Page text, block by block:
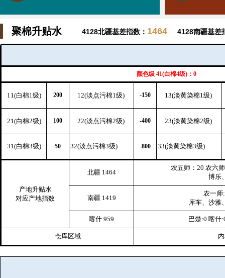
聚棉升贴水 4128北疆基差指数： 1464 4128南疆基差
颜色级 41(白棉4级)：0
11(白棉1级) 200 12(淡点污棉1级) -150 13(淡黄染棉1级)
21(白棉2级) 100 22(淡点污棉2级) -400 23(淡黄染棉2级)
31(白棉3级) 50 32(淡点污棉3级) -800 33(淡黄染棉3级)
产地升贴水
对应产地指数
北疆 1464
农五师：20 农六
博乐
南疆 1419
农一师
库车、沙雅
喀什 959 巴楚:0 喀什
仓库区域